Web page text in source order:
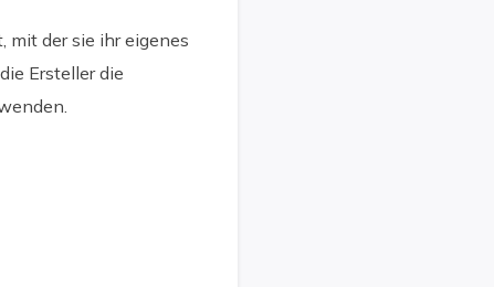
mit der sie ihr eigenes
Ersteller die